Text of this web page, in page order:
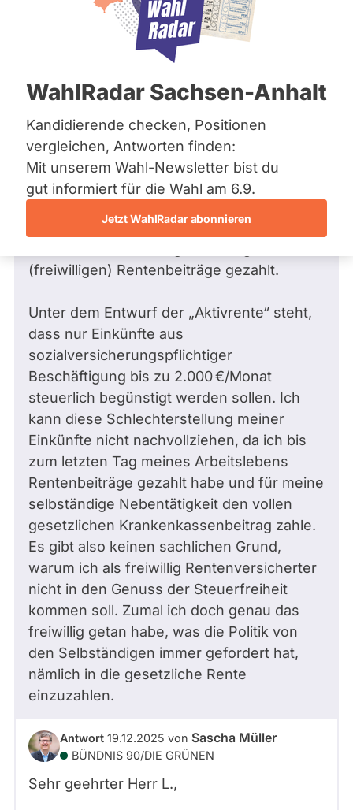
Bremen
Hamburg
Mecklenburg-Vorpommern
Nordrhein-Westfalen
Saarland
Sachsen
Sachsen-Anhalt
Sachsen-Anhalt
Schleswig-Holstein
Thüringen
Archiv
Über uns
WahlRadar Sachsen-Anhalt
Kandidierende checken, Positionen
vergleichen, Antworten finden:
Mit unserem Wahl-Newsletter bist du
gut informiert für die Wahl am 6.9.
Jetzt WahlRadar abonnieren
25.11.2025
Warum sollen freiwillig
rentenversicherte Selbständige von
der Aktivrente ausgeschlossen
werden, obwohl sie doch auch
Beiträge gezahlt haben.
Ich bin Rentner (Jahrgang 1958) mit
eine selbstständige Nebentätigkeit aus. Ich
(freiwilligen) Rentenbeiträge gezahlt.
Unter dem Entwurf der „Aktivrente“ steht,
dass nur Einkünfte aus
sozialversicherungspflichtiger
Beschäftigung bis zu 2.000 €/Monat
steuerlich begünstigt werden sollen. Ich
kann diese Schlechterstellung meiner
Einkünfte nicht nachvollziehen, da ich bis
zum letzten Tag meines Arbeitslebens
Rentenbeiträge gezahlt habe und für meine
selbständige Nebentätigkeit den vollen
gesetzlichen Krankenkassenbeitrag zahle.
Es gibt also keinen sachlichen Grund,
warum ich als freiwillig Rentenversicherter
nicht in den Genuss der Steuerfreiheit
kommen soll. Zumal ich doch genau das
freiwillig getan habe, was die Politik von
den Selbständigen immer gefordert hat,
nämlich in die gesetzliche Rente
einzuzahlen.
Antwort 19.12.2025 von Sascha Müller
BÜNDNIS 90/­DIE GRÜNEN
Sehr geehrter Herr L.,